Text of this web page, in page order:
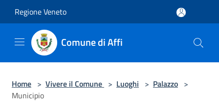
Regione Veneto
Comune di Affi
Home > Vivere il Comune > Luoghi > Palazzo >
Municipio